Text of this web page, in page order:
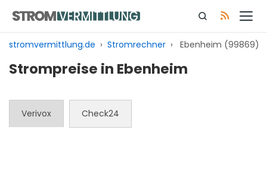
Inhalt
springen
stromvermittlung.de › Stromrechner › Ebenheim (99869)
Strompreise in Ebenheim
Verivox Check24